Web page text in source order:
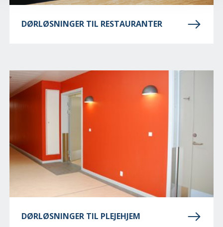
DØRLØSNINGER TIL RESTAURANTER
DØRLØSNINGER TIL PLEJEHJEM